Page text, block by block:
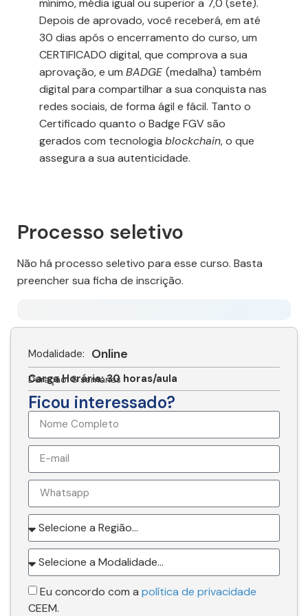
mínimo, média igual ou superior a 7,0 (sete).
Depois de aprovado, você receberá, em até
30 dias após o encerramento do curso, um
CERTIFICADO digital, que comprova a sua
aprovação, e um BADGE (medalha) também
digital para compartilhar a sua conquista nas
redes sociais, de forma ágil e fácil. Tanto o
Certificado quanto o Badge FGV são
gerados com tecnologia blockchain, o que
assegura a sua autenticidade.
Processo seletivo
Não há processo seletivo para esse curso. Basta
preencher sua ficha de inscrição.
Modalidade: Online
Carga Horária: 30 horas/aula
Duração: 8 semanas
Ficou interessado?
Eu concordo com a política de privacidade
CEEM.